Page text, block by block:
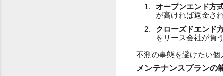
オープンエンド方
が高ければ返金さ
クローズドエンド
をリース会社が負
不測の事態を避けたい個
メンテナンスプランの